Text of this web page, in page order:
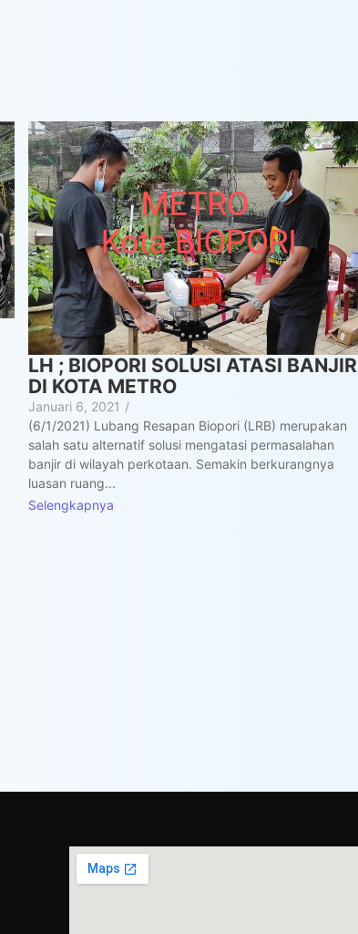
LH ; BIOPORI SOLUSI ATASI BANJIR
DI KOTA METRO
Januari 6, 2021 /
(6/1/2021) Lubang Resapan Biopori (LRB) merupakan
salah satu alternatif solusi mengatasi permasalahan
banjir di wilayah perkotaan. Semakin berkurangnya
luasan ruang...
Selengkapnya